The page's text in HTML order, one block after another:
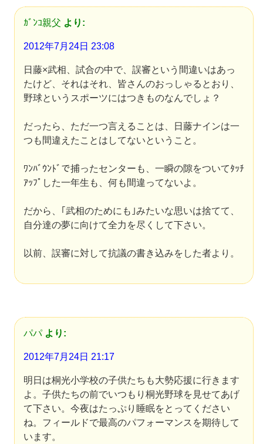
ｶﾞﾝｺ親父 より:
2012年7月24日 23:08
日藤×武相、試合の中で、誤審という間違いはあっ
たけど、それはそれ、皆さんのおっしゃるとおり、
野球というスポーツにはつきものなんでしょ？
だったら、ただ一つ言えることは、日藤ナインは一
つも間違えたことはしてないということ。
ﾜﾝﾊﾞｳﾝﾄﾞで捕ったセンターも、一瞬の隙をついてﾀｯﾁ
ｱｯﾌﾟした一年生も、何も間違ってないよ。
だから、｢武相のためにも｣みたいな思いは捨てて、
自分達の夢に向けて全力を尽くして下さい。
以前、誤審に対して抗議の書き込みをした者より。
パパ より:
2012年7月24日 21:17
明日は桐光小学校の子供たちも大勢応援に行きます
よ。子供たちの前でいつもり桐光野球を見せてあげ
て下さい。今夜はたっぷり睡眠をとってください
ね。フィールドで最高のパフォーマンスを期待して
います。